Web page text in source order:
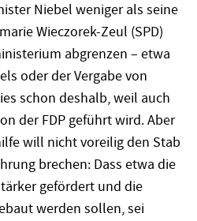
Niebel weniger als seine
Wieczorek-Zeul (SPD)
abgrenzen – etwa
oder der Vergabe von
schon deshalb, weil auch
der FDP geführt wird. Aber
will nicht voreilig den Stab
brechen: Dass etwa die
gefördert und die
werden sollen, sei